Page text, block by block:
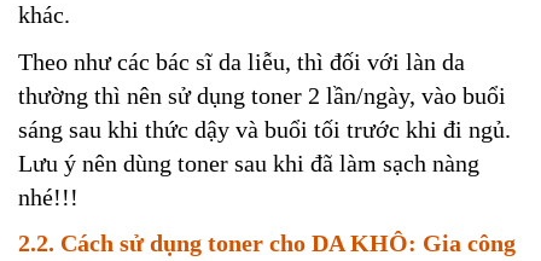
khác.
Theo như các bác sĩ da liễu, thì đối với làn da
thường thì nên sử dụng toner 2 lần/ngày, vào buổi
sáng sau khi thức dậy và buổi tối trước khi đi ngủ.
Lưu ý nên dùng toner sau khi đã làm sạch nàng
nhé!!!
2.2. Cách sử dụng toner cho DA KHÔ: Gia công